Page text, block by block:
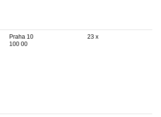
Praha 10
100 00
23 x